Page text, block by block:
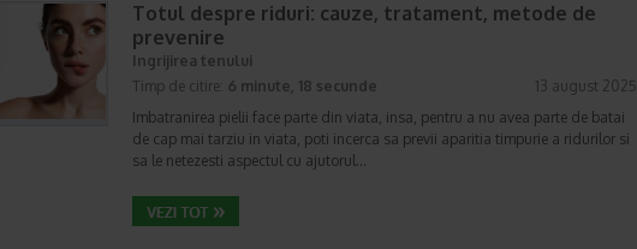
Totul despre riduri: cauze, tratament, metode de
prevenire
Ingrijirea tenului
Timp de citire: 6 minute, 18 secunde
13 august 2025
Imbatranirea pielii face parte din viata, insa, pentru a nu avea parte de batai
de cap mai tarziu in viata, poti incerca sa previi aparitia timpurie a ridurilor si
sa le netezesti aspectul cu ajutorul…